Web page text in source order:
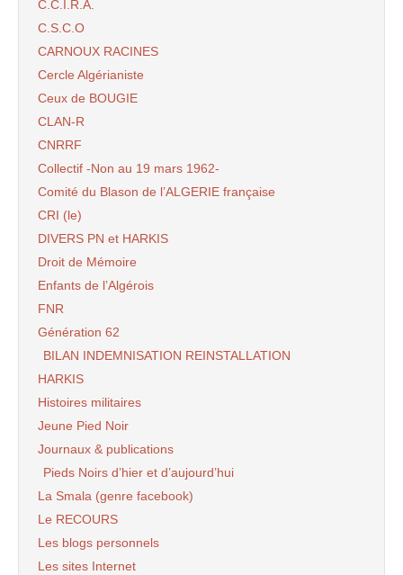
C.C.I.R.A.
C.S.C.O
CARNOUX RACINES
Cercle Algérianiste
Ceux de BOUGIE
CLAN-R
CNRRF
Collectif -Non au 19 mars 1962-
Comité du Blason de l’ALGERIE française
CRI (le)
DIVERS PN et HARKIS
Droit de Mémoire
Enfants de l’Algérois
FNR
Génération 62
BILAN INDEMNISATION REINSTALLATION
HARKIS
Histoires militaires
Jeune Pied Noir
Journaux & publications
Pieds Noirs d’hier et d’aujourd’hui
La Smala (genre facebook)
Le RECOURS
Les blogs personnels
Les sites Internet